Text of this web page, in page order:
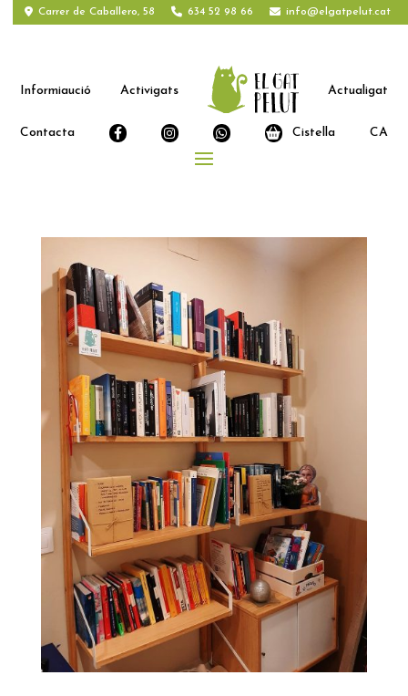
Carrer de Caballero, 58 634 52 98 66 info@elgatpelut.cat
Informiaució Activigats Actualigat
Contacta Cistella CA